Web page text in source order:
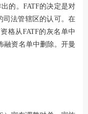
的。FATF的决定是对
司法管辖区的认可。在
格从FATF的灰名单中
融资名单中删除。开曼